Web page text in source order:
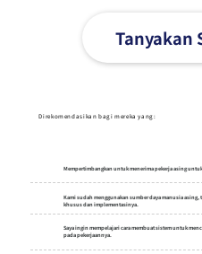
Tanyakan
Direkomendasikan bagi mereka yang:
Mempertimbangkan untuk menerima pekerja asing
Kami sudah menggunakan sumber daya manusia
khusus dan implementasinya.
Saya ingin mempelajari cara membuat sistem untuk
pada pekerjaannya.